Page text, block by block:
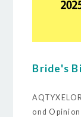
Bride's
ond